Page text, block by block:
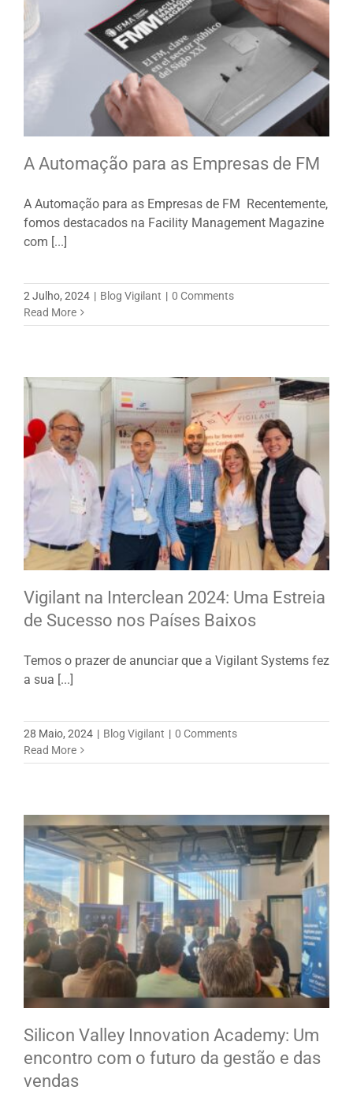
A Automação para as Empresas de FM
A Automação para as Empresas de FM Recentemente,
fomos destacados na Facility Management Magazine
com [...]
2 Julho, 2024 | Blog Vigilant | 0 Comments
Read More
Vigilant na Interclean 2024: Uma Estreia
de Sucesso nos Países Baixos
Temos o prazer de anunciar que a Vigilant Systems fez
a sua [...]
28 Maio, 2024 | Blog Vigilant | 0 Comments
Read More
Silicon Valley Innovation Academy: Um
encontro com o futuro da gestão e das
vendas